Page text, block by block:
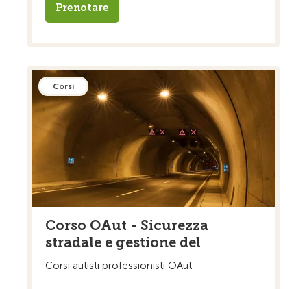
Prenotare
Corsi
Corso OAut - Sicurezza
stradale e gestione del
Corsi autisti professionisti OAut